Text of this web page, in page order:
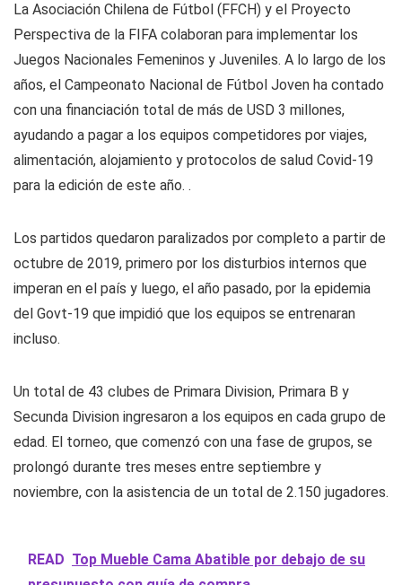
La Asociación Chilena de Fútbol (FFCH) y el Proyecto
Perspectiva de la FIFA colaboran para implementar los
Juegos Nacionales Femeninos y Juveniles. A lo largo de los
años, el Campeonato Nacional de Fútbol Joven ha contado
con una financiación total de más de USD 3 millones,
ayudando a pagar a los equipos competidores por viajes,
alimentación, alojamiento y protocolos de salud Covid-19
para la edición de este año. .
Los partidos quedaron paralizados por completo a partir de
octubre de 2019, primero por los disturbios internos que
imperan en el país y luego, el año pasado, por la epidemia
del Govt-19 que impidió que los equipos se entrenaran
incluso.
Un total de 43 clubes de Primara Division, Primara B y
Secunda Division ingresaron a los equipos en cada grupo de
edad. El torneo, que comenzó con una fase de grupos, se
prolongó durante tres meses entre septiembre y
noviembre, con la asistencia de un total de 2.150 jugadores.
READ Top Mueble Cama Abatible por debajo de su